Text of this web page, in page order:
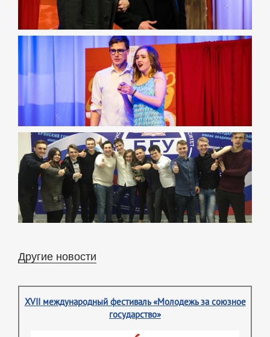
Другие новости
XVII международный фестиваль «Молодежь за союзное
государство»